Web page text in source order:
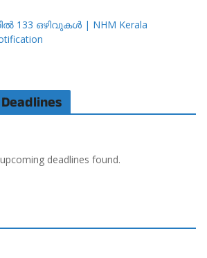
ഒഴിവുകൾ | NHM Kerala
deadlines found.